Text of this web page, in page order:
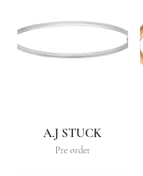
A.J STUCK
Pre order